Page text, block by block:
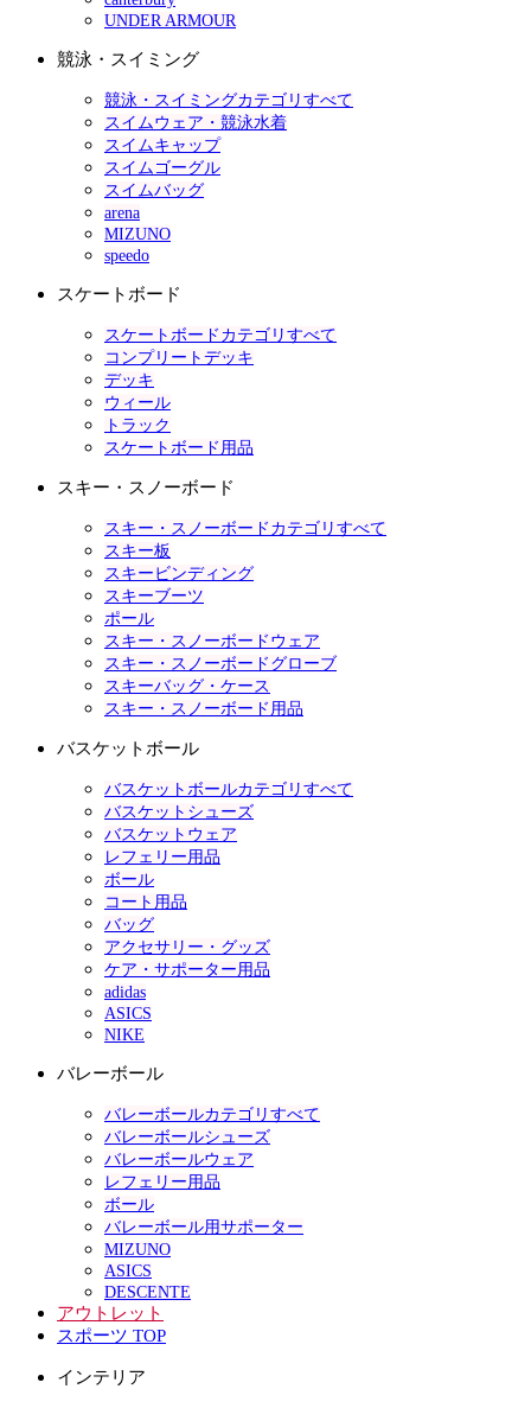
UNDER ARMOUR
競泳・スイミング
競泳・スイミングカテゴリすべて
スイムウェア・競泳水着
スイムキャップ
スイムゴーグル
スイムバッグ
arena
MIZUNO
speedo
スケートボード
スケートボードカテゴリすべて
コンプリートデッキ
デッキ
ウィール
トラック
スケートボード用品
スキー・スノーボード
スキー・スノーボードカテゴリすべて
スキー板
スキービンディング
スキーブーツ
ポール
スキー・スノーボードウェア
スキー・スノーボードグローブ
スキーバッグ・ケース
スキー・スノーボード用品
バスケットボール
バスケットボールカテゴリすべて
バスケットシューズ
バスケットウェア
レフェリー用品
ボール
コート用品
バッグ
アクセサリー・グッズ
ケア・サポーター用品
adidas
ASICS
NIKE
バレーボール
バレーボールカテゴリすべて
バレーボールシューズ
バレーボールウェア
レフェリー用品
ボール
バレーボール用サポーター
MIZUNO
ASICS
DESCENTE
アウトレット
スポーツ TOP
インテリア